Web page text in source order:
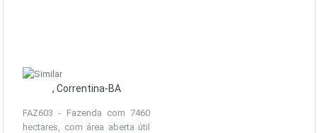
, Correntina-BA
FAZ603 - Fazenda com 7460
hectares, com área aberta útil